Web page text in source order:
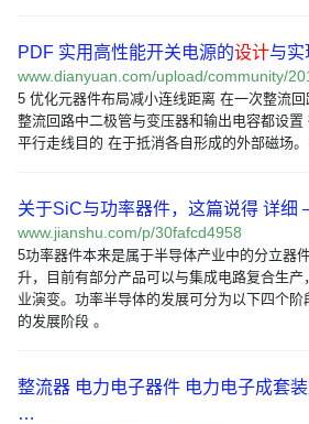
PDF 实用高性能开关电源的设计与实
www.dianyuan.com/upload/community/
5 优化元器件布局减小连线距离 在一次整流
整流回路中二极管与变压器和输出电容都设
平行走线目的 在于抵消各自形成的外部磁场
关于SiC与功率器件，这篇说得 详细
www.jianshu.com/p/30fafcd4958
5功率器件本来是属于半导体产业中的分立器
升，目前有部分产品可以与集成电路复合生
业演变。功率半导体的发展可分为以下四个
的发展阶段 。
整流器 电力电子器件 电力电子成套
…